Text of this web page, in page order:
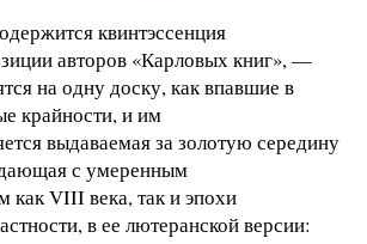
квинтэссенция
авторов «Карловых книг», —
на одну доску, как впавшие в
крайности, и им
выдаваемая за золотую середину
с умеренным
как VIII века, так и эпохи
в ее лютеранской версии: